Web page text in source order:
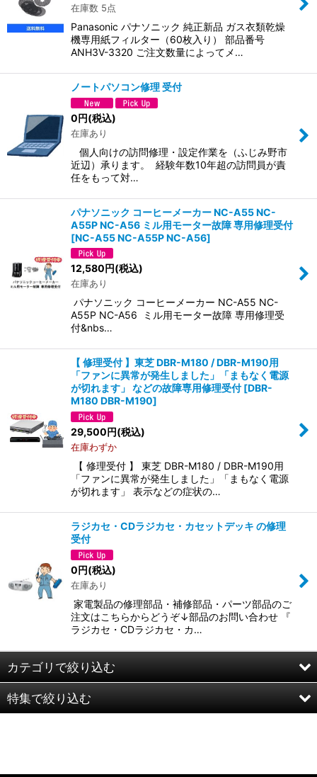
在庫数 5点
Panasonic パナソニック 純正新品 ガス衣類乾燥
機専用紙フィルター（60枚入り） 部品番号
ANH3V-3320 ご注文数量によってメ…
ノートパソコン修理 受付
0円(税込)
在庫あり
個人向けの訪問修理・設定作業を（ふじみ野市
近辺）承ります。 ​経験年数10年超の訪問員が責
任をもって対…
パナソニック コーヒーメーカー NC-A55 NC-
A55P NC-A56 ミル用モーター故障 専用修理受付
[NC-A55 NC-A55P NC-A56]
12,580円(税込)
在庫あり
パナソニック コーヒーメーカー NC-A55 NC-
A55P NC-A56 ミル用モーター故障 専用修理受
付&nbs…
【 修理受付 】東芝 DBR-M180 / DBR-M190用
「ファンに異常が発生しました」「まもなく電源
が切れます」 などの故障専用修理受付 [DBR-
M180 DBR-M190]
29,500円(税込)
在庫わずか
【 修理受付 】 東芝 DBR-M180 / DBR-M190用
「ファンに異常が発生しました」「まもなく電源
が切れます」 表示などの症状の…
ラジカセ・CDラジカセ・カセットデッキ の修理
受付
0円(税込)
在庫あり
家電製品の修理部品・補修部品・パーツ部品のご
注文はこちらからどうぞ↓部品のお問い合わせ 『
ラジカセ・CDラジカセ・カ…
カテゴリで絞り込む
Panasonic家電の消耗品、修理 のお問い合せはこちらからどう
特集で絞り込む